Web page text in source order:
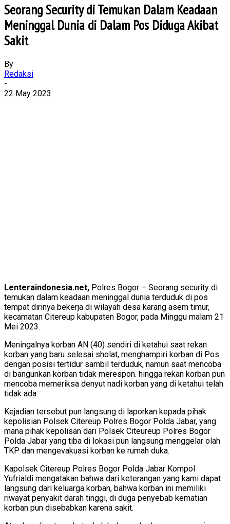
Seorang Security di Temukan Dalam Keadaan
Meninggal Dunia di Dalam Pos Diduga Akibat
Sakit
By
Redaksi
-
22 May 2023
Lenteraindonesia.net, Polres Bogor – Seorang security di
temukan dalam keadaan meninggal dunia terduduk di pos
tempat dirinya bekerja di wilayah desa karang asem timur,
kecamatan Citereup kabupaten Bogor, pada Minggu malam 21
Mei 2023.
Meningalnya korban AN (40) sendiri di ketahui saat rekan
korban yang baru selesai sholat, menghampiri korban di Pos
dengan posisi tertidur sambil terduduk, namun saat mencoba
di bangunkan korban tidak merespon. hingga rekan korban pun
mencoba memeriksa denyut nadi korban yang di ketahui telah
tidak ada.
Kejadian tersebut pun langsung di laporkan kepada pihak
kepolisian Polsek Citereup Polres Bogor Polda Jabar, yang
mana pihak kepolisan dari Polsek Citeureup Polres Bogor
Polda Jabar yang tiba di lokasi pun langsung menggelar olah
TKP dan mengevakuasi korban ke rumah duka.
Kapolsek Citereup Polres Bogor Polda Jabar Kompol
Yufrialdi mengatakan bahwa dari keterangan yang kami dapat
langsung dari keluarga korban, bahwa korban ini memiliki
riwayat penyakit darah tinggi, di duga penyebab kematian
korban pun disebabkan karena sakit.